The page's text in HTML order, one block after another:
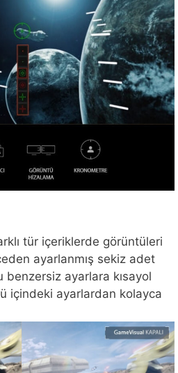
tür içeriklerde görüntüleri
ayarlanmış sekiz adet
ayarlara kısayol
içindeki ayarlardan kolayca